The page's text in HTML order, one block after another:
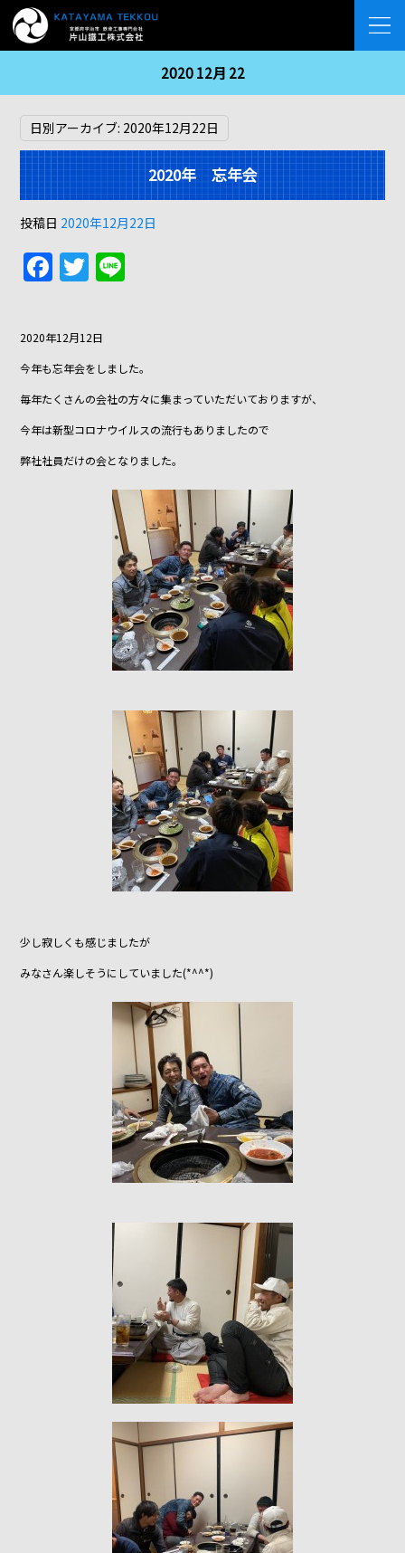
2020 12月 22
日別アーカイブ: 2020年12月22日
2020年 忘年会
投稿日 2020年12月22日
F
a
c
e
b
o
o
k
T
w
itt
er
2020年12月12日
今年も忘年会をしました。
毎年たくさんの会社の方々に集まっていただいておりますが、
今年は新型コロナウイルスの流行もありましたので
弊社社員だけの会となりました。
少し寂しくも感じましたが
みなさん楽しそうにしていました(*^^*)